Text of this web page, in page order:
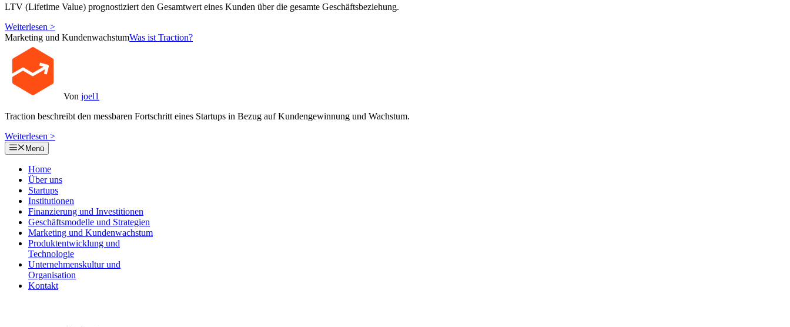
LTV (Lifetime Value) prognostiziert den Gesamtwert eines Kunden über die gesamte Geschäftsbeziehung.
Weiterlesen >
Marketing und KundenwachstumWas ist Traction?
Von joel1
Traction beschreibt den messbaren Fortschritt eines Startups in Bezug auf Kundengewinnung und Wachstum.
Weiterlesen >
Menü
Home
Über uns
Startups
Institutionen
Finanzierung und Investitionen
Geschäftsmodelle und Strategien
Marketing und Kundenwachstum
Produktentwicklung und
Technologie
Unternehmenskultur und
Organisation
Kontakt